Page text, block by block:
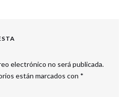
electrónico no será publicada.
están marcados con *